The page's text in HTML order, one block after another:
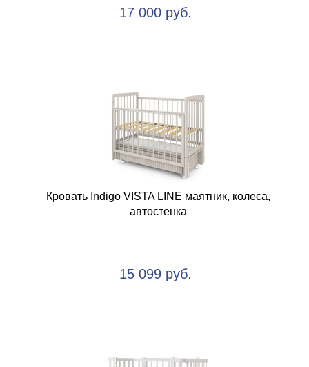
17 000 руб.
Кровать Indigo VISTA LINE маятник, колеса,
автостенка
15 099 руб.